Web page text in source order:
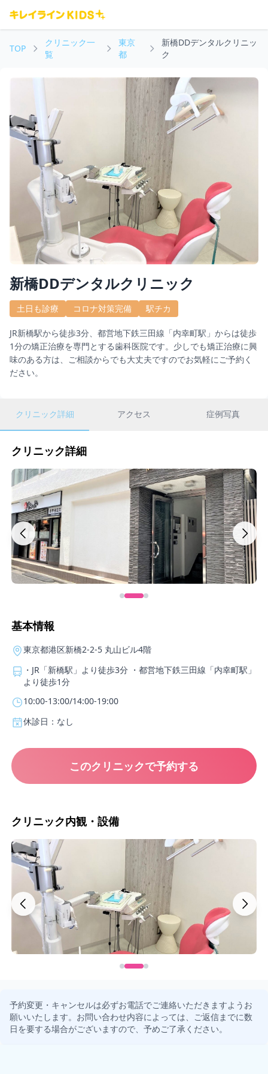
TOP
クリニック一
覧
東京
都
新橋DDデンタルクリニッ
ク
新橋DDデンタルクリニック
土日も診療 コロナ対策完備 駅チカ
JR新橋駅から徒歩3分、都営地下鉄三田線「内幸町駅」からは徒歩
1分の矯正治療を専門とする歯科医院です。少しでも矯正治療に興
味のある方は、ご相談からでも大丈夫ですのでお気軽にご予約く
ださい。
クリニック詳細 アクセス 症例写真
クリニック詳細
基本情報
東京都港区新橋2-2-5 丸山ビル4階
・JR「新橋駅」より徒歩3分 ・都営地下鉄三田線「内幸町駅」
より徒歩1分
10:00-13:00/14:00-19:00
休診日：なし
このクリニックで予約する
クリニック内観・設備
予約変更・キャンセルは必ずお電話でご連絡いただきますようお
願いいたします。お問い合わせ内容によっては、ご返信までに数
日を要する場合がございますので、予めご了承ください。